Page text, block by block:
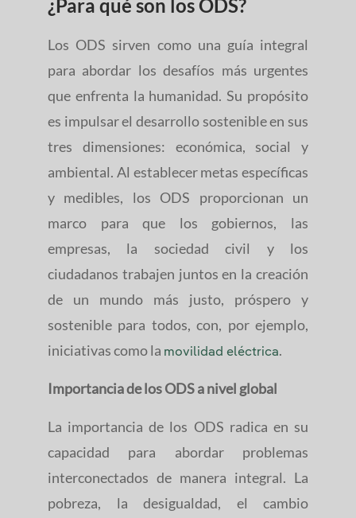
¿Para qué son los ODS?
Los ODS sirven como una guía integral
para abordar los desafíos más urgentes
que enfrenta la humanidad. Su propósito
es impulsar el desarrollo sostenible en sus
tres dimensiones: económica, social y
ambiental. Al establecer metas específicas
y medibles, los ODS proporcionan un
marco para que los gobiernos, las
empresas, la sociedad civil y los
ciudadanos trabajen juntos en la creación
de un mundo más justo, próspero y
sostenible para todos, con, por ejemplo,
iniciativas como la movilidad eléctrica.
Importancia de los ODS a nivel global
La importancia de los ODS radica en su
capacidad para abordar problemas
interconectados de manera integral. La
pobreza, la desigualdad, el cambio